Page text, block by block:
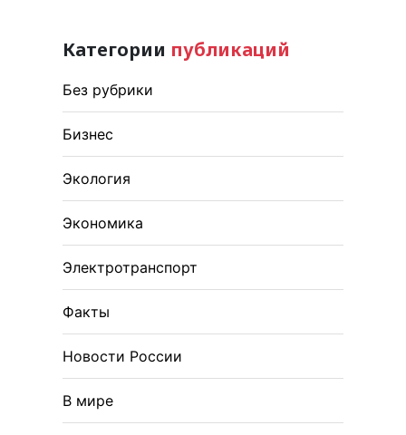
Категории публикаций
Без рубрики
Бизнес
Экология
Экономика
Электротранспорт
Факты
Новости России
В мире